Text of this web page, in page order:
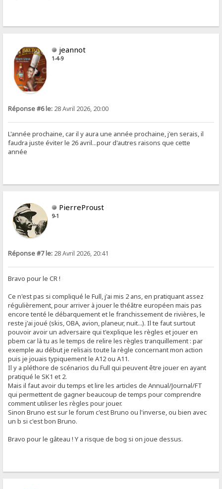
jeannot
1-4-9
Réponse #6 le: 28 Avril 2026, 20:00
L'année prochaine, car il y aura une année prochaine, j'en serais, il
faudra juste éviter le 26 avril...pour d'autres raisons que cette
année
PierreProust
9-1
Réponse #7 le: 28 Avril 2026, 20:41
Bravo pour le CR !
Ce n'est pas si compliqué le Full, j'ai mis 2 ans, en pratiquant assez
régulièrement, pour arriver à jouer le théâtre européen mais pas
encore tenté le débarquement et le franchissement de rivières, le
reste j'ai joué (skis, OBA, avion, planeur, nuit...). Il te faut surtout
pouvoir avoir un adversaire qui t'explique les règles et jouer en
pbem car là tu as le temps de relire les règles tranquillement : par
exemple au début je relisais toute la règle concernant mon action
puis je jouais typiquement le A12 ou A11.
Il y a pléthore de scénarios du Full qui peuvent être jouer en ayant
pratiqué le SK1 et 2.
Mais il faut avoir du temps et lire les articles de Annual/Journal/FT
qui permettent de gagner beaucoup de temps pour comprendre
comment utiliser les règles pour jouer.
Sinon Bruno est sur le forum c'est Bruno ou l'inverse, ou bien avec
un b si c'est bon Bruno.
Bravo pour le gâteau ! Y a risque de bog si on joue dessus.